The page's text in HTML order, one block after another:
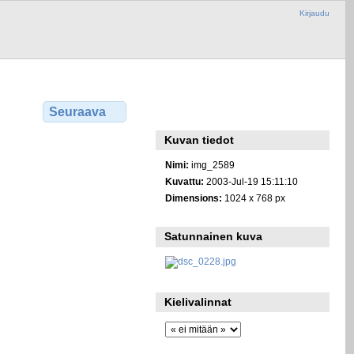
Kirjaudu
Seuraava
Kuvan tiedot
Nimi: img_2589
Kuvattu: 2003-Jul-19 15:11:10
Dimensions: 1024 x 768 px
Satunnainen kuva
Kielivalinnat